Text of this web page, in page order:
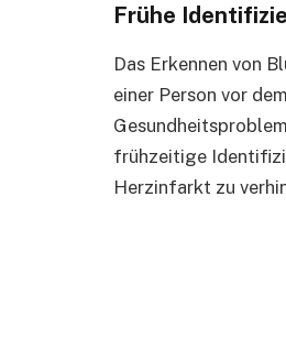
Frühe
Das Erkennen von
einer Person vor
frühzeitige
Herzinfarkt zu